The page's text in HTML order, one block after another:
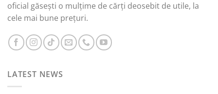
oficial găsești o mulțime de cărți deosebit de utile, la
cele mai bune prețuri.
LATEST NEWS